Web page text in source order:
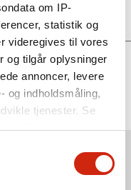
om IP-
statistik og
videregives til vores
og tilgår oplysninger
annoncer, levere
og indholdsmåling,
tjenester. Se
og i vores
Se alle nyheder